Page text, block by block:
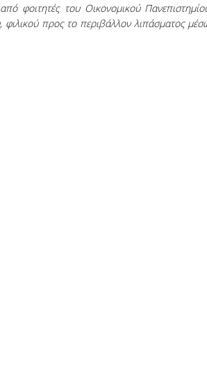
φοιτητές του Οικονομικού
φιλικού προς το περιβάλλον λιπάσματος